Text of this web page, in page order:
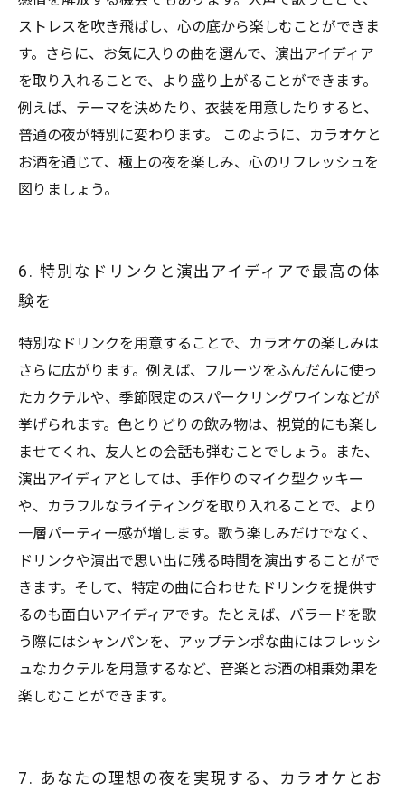
ストレスを吹き飛ばし、心の底から楽しむことができま
す。さらに、お気に入りの曲を選んで、演出アイディア
を取り入れることで、より盛り上がることができます。
例えば、テーマを決めたり、衣装を用意したりすると、
普通の夜が特別に変わります。 このように、カラオケと
お酒を通じて、極上の夜を楽しみ、心のリフレッシュを
図りましょう。
6. 特別なドリンクと演出アイディアで最高の体
験を
特別なドリンクを用意することで、カラオケの楽しみは
さらに広がります。例えば、フルーツをふんだんに使っ
たカクテルや、季節限定のスパークリングワインなどが
挙げられます。色とりどりの飲み物は、視覚的にも楽し
ませてくれ、友人との会話も弾むことでしょう。また、
演出アイディアとしては、手作りのマイク型クッキー
や、カラフルなライティングを取り入れることで、より
一層パーティー感が増します。歌う楽しみだけでなく、
ドリンクや演出で思い出に残る時間を演出することがで
きます。そして、特定の曲に合わせたドリンクを提供す
るのも面白いアイディアです。たとえば、バラードを歌
う際にはシャンパンを、アップテンポな曲にはフレッシ
ュなカクテルを用意するなど、音楽とお酒の相乗効果を
楽しむことができます。
7. あなたの理想の夜を実現する、カラオケとお